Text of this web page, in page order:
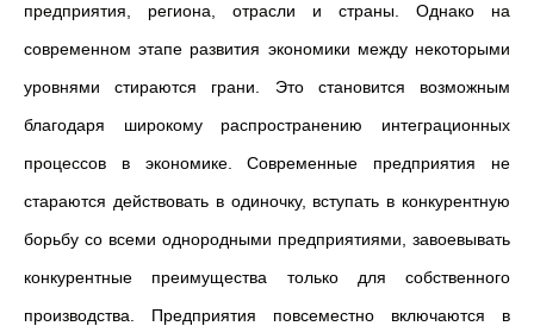
предприятия, региона, отрасли и страны. Однако на
современном этапе развития экономики между некоторыми
уровнями стираются грани. Это становится возможным
благодаря широкому распространению интеграционных
процессов в экономике. Современные предприятия не
стараются действовать в одиночку, вступать в конкурентную
борьбу со всеми однородными предприятиями, завоевывать
конкурентные преимущества только для собственного
производства. Предприятия повсеместно включаются в